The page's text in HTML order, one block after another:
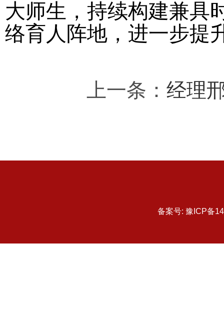
大师生，持续构建兼具
络育人阵地，进一步提
上一条： 经理
备案号: 豫ICP备